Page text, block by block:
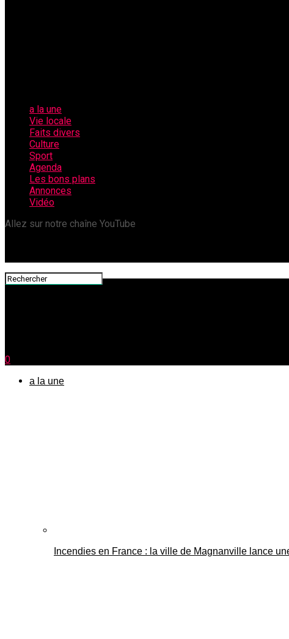
a la une
Vie locale
Faits divers
Culture
Sport
Agenda
Les bons plans
Annonces
Vidéo
Allez sur notre chaîne YouTube
0
a la une
Incendies en France : la ville de Magnanville lance